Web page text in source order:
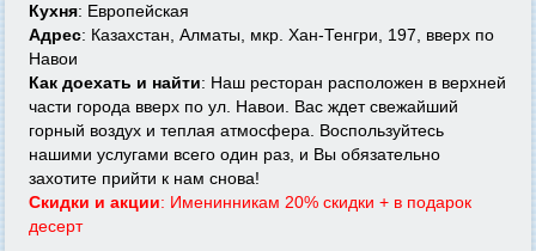
Кухня: Европейская
Адрес: Казахстан, Алматы, мкр. Хан-Тенгри, 197, вверх по
Навои
Как доехать и найти: Наш ресторан расположен в верхней
части города вверх по ул. Навои. Вас ждет свежайший
горный воздух и теплая атмосфера. Воспользуйтесь
нашими услугами всего один раз, и Вы обязательно
захотите прийти к нам снова!
Скидки и акции: Именинникам 20% скидки + в подарок
десерт